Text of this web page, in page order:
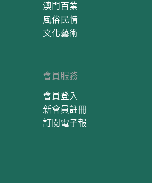
澳門百業
風俗民情
文化藝術
會員服務
會員登入
新會員註冊
訂閱電子報